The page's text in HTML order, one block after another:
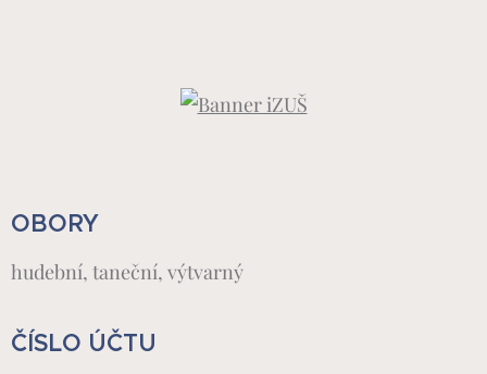
OBORY
hudební, taneční, výtvarný
ČÍSLO ÚČTU